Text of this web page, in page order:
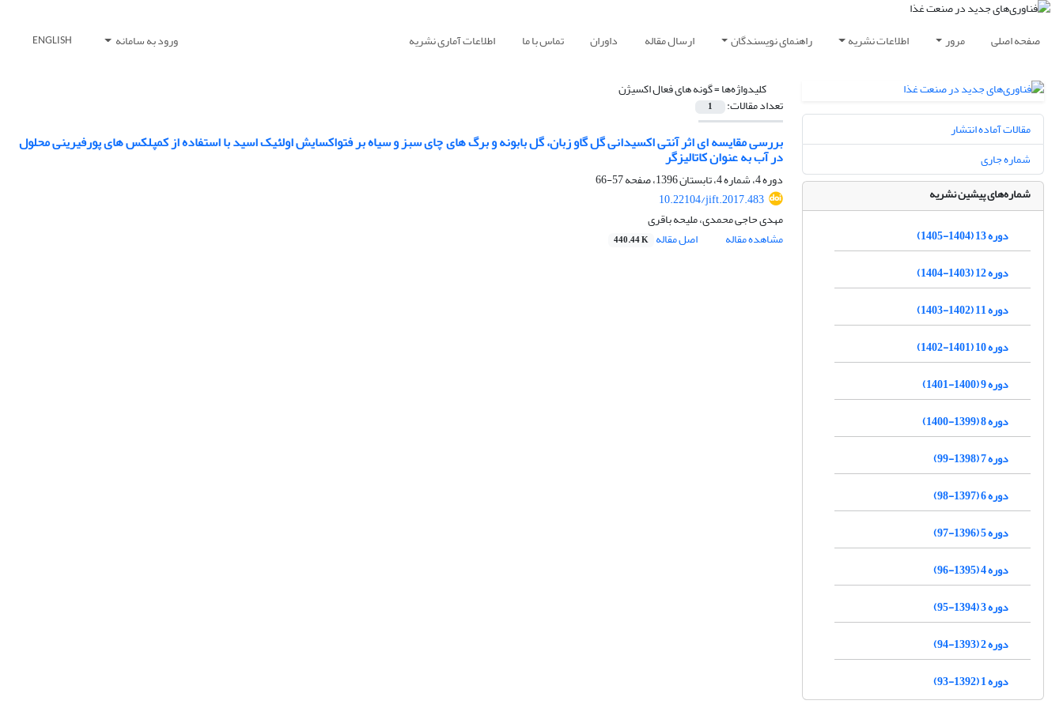
صفحه اصلی مرور اطلاعات نشریه راهنمای نویسندگان ارسال مقاله داوران تماس با ما اطلاعات آماری نشریه ورود به سامانه ENGLISH
کلیدواژه‌ها =گونه های فعال اکسیژن
تعداد مقالات: 1
بررسی مقایسه ای اثر آنتی اکسیدانی گل گاو زبان، گل بابونه و برگ های چای سبز و سیاه بر فتواکسایش اولئیک اسید با استفاده از کمپلکس های پورفیرینی محلول
در آب به عنوان کاتالیزگر
دوره 4، شماره 4، تابستان 1396، صفحه
57-66
10.22104/jift.2017.483
مهدی حاجی محمدی، ملیحه باقری
مشاهده مقاله
اصل مقاله 440.44 K
مقالات آماده انتشار
شماره جاری
شماره‌های پیشین نشریه
دوره 13 (1404-1405)
دوره 12 (1403-1404)
دوره 11 (1402-1403)
دوره 10 (1401-1402)
دوره 9 (1400-1401)
دوره 8 (1399-1400)
دوره 7 (1398-99)
دوره 6 (1397-98)
دوره 5 (1396-97)
دوره 4 (1395-96)
دوره 3 (1394-95)
دوره 2 (1393-94)
دوره 1 (1392-93)